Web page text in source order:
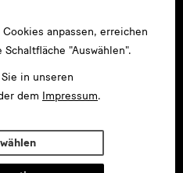
anpassen, erreichen
"Auswählen".
in unseren
dem Impressum.